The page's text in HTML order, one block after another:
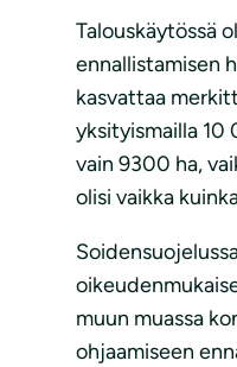
Talouskäytössä
ennallistamisen
kasvattaa
yksityismailla 10
vain 9300 ha,
olisi vaikka
muun muassa
ohjaamiseen